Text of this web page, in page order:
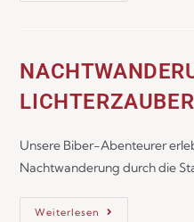
LICHTERZAUBER
Unsere Biber-Abenteurer
Nachtwanderung durch die
Weiterlesen